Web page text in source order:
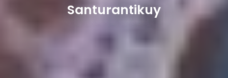
Santurantikuy